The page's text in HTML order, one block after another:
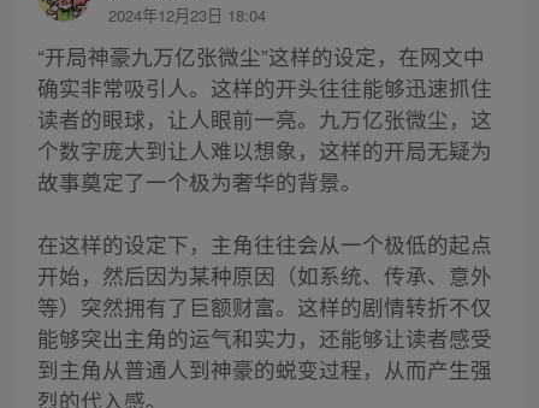
2024年12月23日 18:04
“开局神豪九万亿张微尘”这样的设定，在网文中
确实非常吸引人。这样的开头往往能够迅速抓住
读者的眼球，让人眼前一亮。九万亿张微尘，这
个数字庞大到让人难以想象，这样的开局无疑为
故事奠定了一个极为奢华的背景。
在这样的设定下，主角往往会从一个极低的起点
开始，然后因为某种原因（如系统、传承、意外
等）突然拥有了巨额财富。这样的剧情转折不仅
能够突出主角的运气和实力，还能够让读者感受
到主角从普通人到神豪的蜕变过程，从而产生强
烈的代入感。